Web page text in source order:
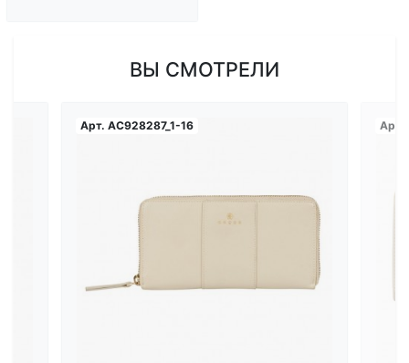
ВЫ СМОТРЕЛИ
Арт. AC928287_1-16 Арт.